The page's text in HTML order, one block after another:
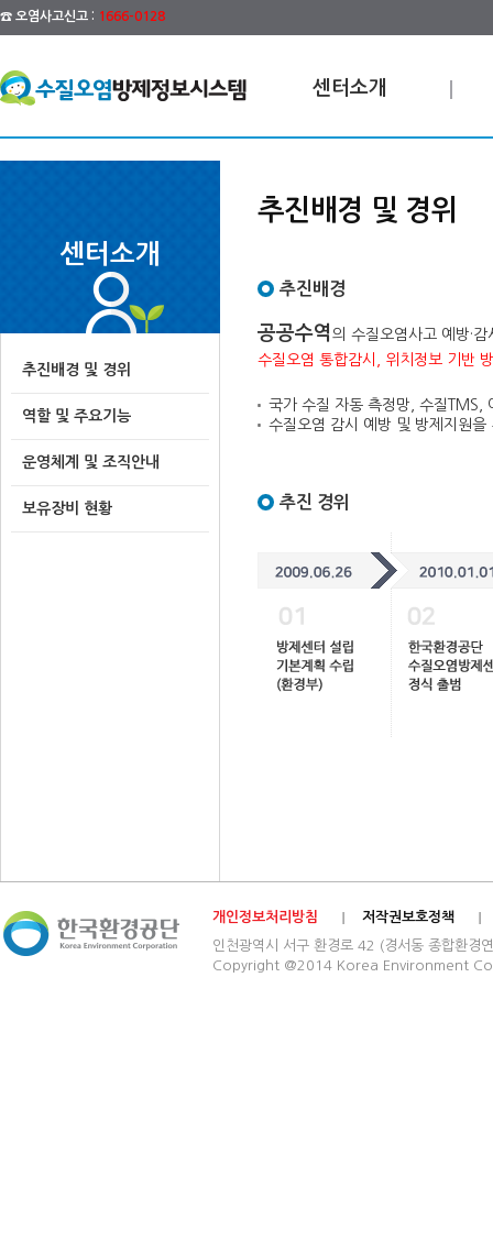
☎ 오염사고신고 : 1666-0128
센터소개
센터소개
추진배경 및 경위
역할 및 주요기능
운영체계 및 조직안내
보유장비 현황
추진배경 및 경위
추진배경
공공수역 의 수질오염사고 예방·
수질오염 통합감시, 위치정보 기반
국가 수질 자동 측정망, 수질TMS,
수질오염 감시 예방 및 방제지원을
추진 경위
개인정보처리방침
저작권보호정책
인천광역시 서구 환경로 42 (경서동 종합
Copyright @2014 Korea Environment